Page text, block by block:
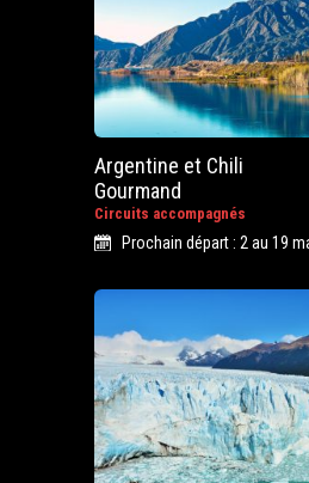
Argentine et Chili
Gourmand
Circuits accompagnés
Prochain départ : 2 au 19